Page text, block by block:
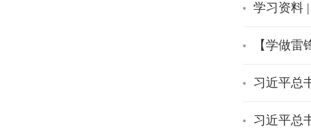
学习资料
【学做
习近平总
习近平总